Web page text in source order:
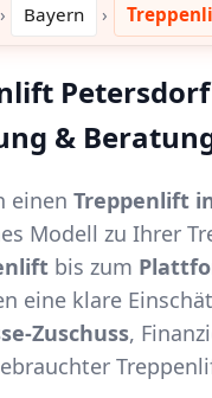
Bayern
&
einen Treppenlift
Modell zu Ihrer
bis zum
eine klare
Zuschuss,